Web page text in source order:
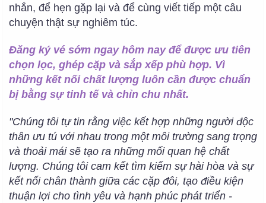
nhắn, để hẹn gặp lại và để cùng viết tiếp một câu
chuyện thật sự nghiêm túc.
Đăng ký vé sớm ngay hôm nay để được ưu tiên
chọn lọc, ghép cặp và sắp xếp phù hợp. Vì
những kết nối chất lượng luôn cần được chuẩn
bị bằng sự tinh tế và chỉn chu nhất.
"Chúng tôi tự tin rằng việc kết hợp những người độc
thân ưu tú với nhau trong một môi trường sang trọng
và thoải mái sẽ tạo ra những mối quan hệ chất
lượng. Chúng tôi cam kết tìm kiếm sự hài hòa và sự
kết nối chân thành giữa các cặp đôi, tạo điều kiện
thuận lợi cho tình yêu và hạnh phúc phát triển -